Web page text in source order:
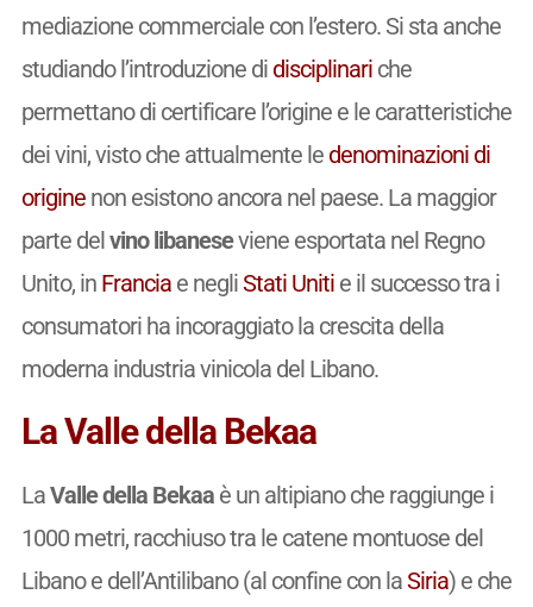
mediazione commerciale con l’estero. Si sta anche
studiando l’introduzione di disciplinariche
permettano di certificare l’origine e le caratteristiche
dei vini, visto che attualmente le denominazioni di
originenon esistono ancora nel paese. La maggior
parte delvino libaneseviene esportata nel Regno
Unito, in Franciae negliStati Unitie il successo tra i
consumatori ha incoraggiato la crescita della
moderna industria vinicola del Libano.
La Valle della Bekaa
LaValle della Bekaa è un altipiano che raggiunge i
1000 metri, racchiuso tra le catene montuose del
Libano e dell’Antilibano (al confine con laSiria) e che